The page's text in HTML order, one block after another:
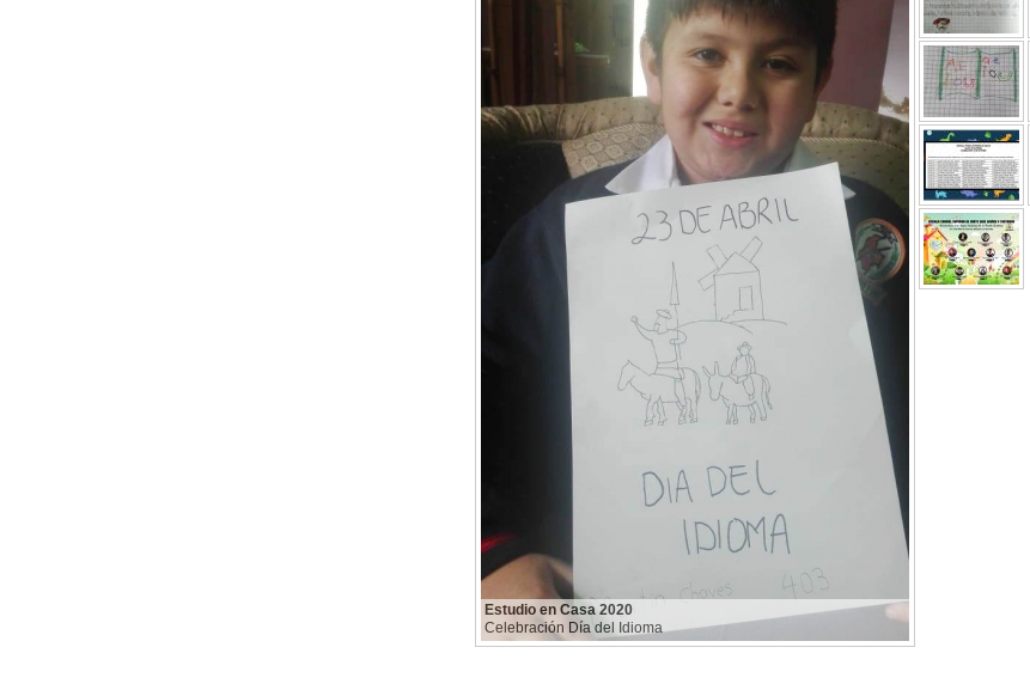
Estudio en Casa 2020
Celebración Día del Idioma